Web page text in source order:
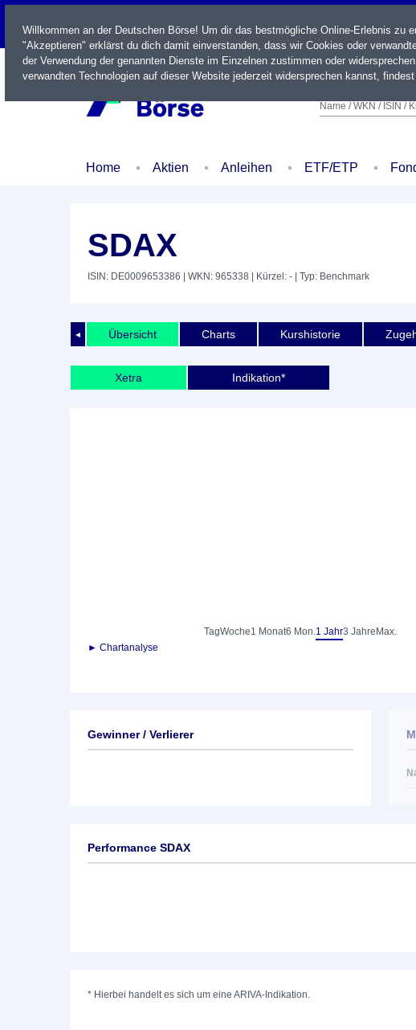
LIVE
Name / WKN / ISIN /
Home Aktien Anleihen ETF/ETP
SDAX
ISIN: DE0009653386 | WKN: 965338 | Kürzel: - | Typ: Benchmark
◄ Übersicht Charts Kurshistorie
Xetra Indikation*
TagWoche1 Monat6 Mon.1 Jahr3 Jahre Max.
► Chartanalyse
Gewinner / Verlierer
Performance SDAX
* Hierbei handelt es sich um eine ARIVA-Indikation.
Willkommen an der Deutschen Börse! Um dir das bestmögliche Online-Erlebnis
"Akzeptieren" erklärst du dich damit einverstanden, dass wir Cookies oder
der Verwendung der genannten Dienste im Einzelnen zustimmen oder
verwandten Technologien auf dieser Website jederzeit widersprechen kannst,